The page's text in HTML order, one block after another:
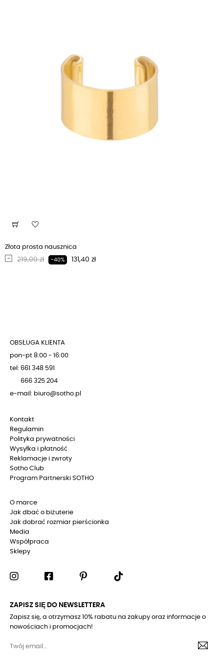
Złota prosta nausznica
Regularna cena
219,00 zł -40% Cena
131,40 zł
OBSŁUGA KLIENTA
pon-pt 8:00 - 16:00
tel: 661 348 591
666 325 204
e-mail: biuro@sotho.pl
Kontakt
Regulamin
Polityka prywatności
Wysyłka i płatność
Reklamacje i zwroty
Sotho Club
Program Partnerski SOTHO
O marce
Jak dbać o biżuterie
Jak dobrać rozmiar pierścionka
Media
Współpraca
Sklepy
ZAPISZ SIĘ DO NEWSLETTERA
Zapisz się, a otrzymasz 10% rabatu na zakupy oraz informacje o
nowościach i promocjach!